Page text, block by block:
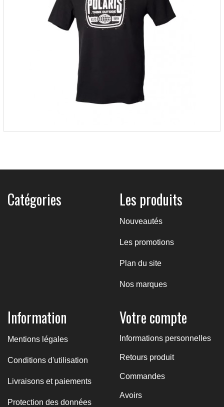
39,36 €
NOIR
Catégories Les produits
Nouveautés
Les promotions
Plan du site
Nos marques
Information
Mentions légales
Conditions d'utilisation
Livraisons et paiements
Protection des données
Votre compte
Informations personnelles
Retours produit
Commandes
Avoirs